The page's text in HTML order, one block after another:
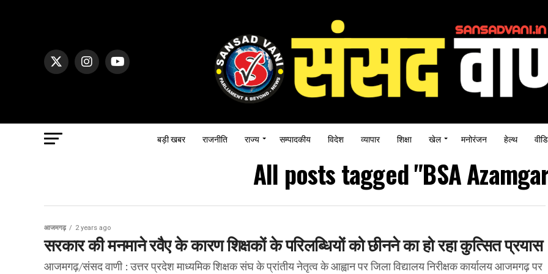
बड़ी खबर राजनीति राज्य सम्पादकीय विदेश व्यापार शिक्षा खेल मनोरंजन हेल्थ
All posts tagged "BSA
आजमगढ़ 2 years ago
सरकार की मनमाने रवैए के कारण शिक्षकों के परिलब्धियों को छीनने का हो रहा कुत्सित प्रयास
आजमगढ़/संसद वाणी : उत्तर प्रदेश माध्यमिक शिक्षक संघ के प्रांतीय नेतृत्व के आह्वान पर जिला विद्यालय निरीक्षक कार्यालय आजमगढ़ पर